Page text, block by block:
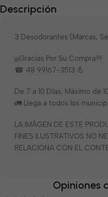
Descripción
3 Desodorantes (Marcas,
¡¡¡Gracias Por Su Compra!!!
☎ 48 99167-3513 💪
De 7 a 10 Días, Máximo de
🚛 Llega a todos los
LA IMÁGEN DE ESTE
FINES ILUSTRATIVOS NO
RELACIONA CON EL
Opiniones